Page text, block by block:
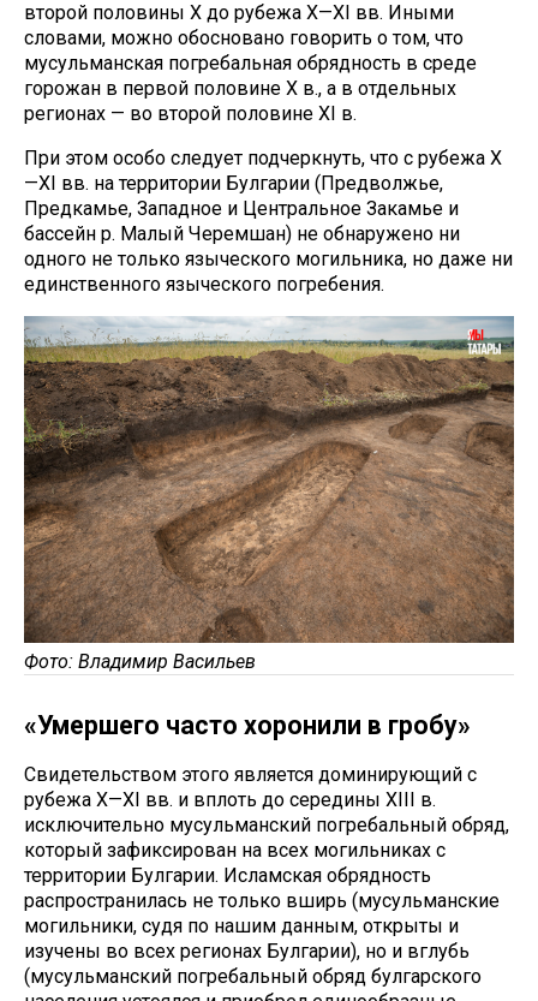
второй половины X до рубежа X—XI вв. Иными
словами, можно обосновано говорить о том, что
мусульманская погребальная обрядность в среде
горожан в первой половине X в., а в отдельных
регионах — во второй половине XI в.
При этом особо следует подчеркнуть, что с рубежа X
—XI вв. на территории Булгарии (Предволжье,
Предкамье, Западное и Центральное Закамье и
бассейн р. Малый Черемшан) не обнаружено ни
одного не только языческого могильника, но даже ни
единственного языческого погребения.
Фото: Владимир Васильев
«Умершего часто хоронили в гробу»
Свидетельством этого является доминирующий с
рубежа X—XI вв. и вплоть до середины XIII в.
исключительно мусульманский погребальный обряд,
который зафиксирован на всех могильниках с
территории Булгарии. Исламская обрядность
распространилась не только вширь (мусульманские
могильники, судя по нашим данным, открыты и
изучены во всех регионах Булгарии), но и вглубь
(мусульманский погребальный обряд булгарского